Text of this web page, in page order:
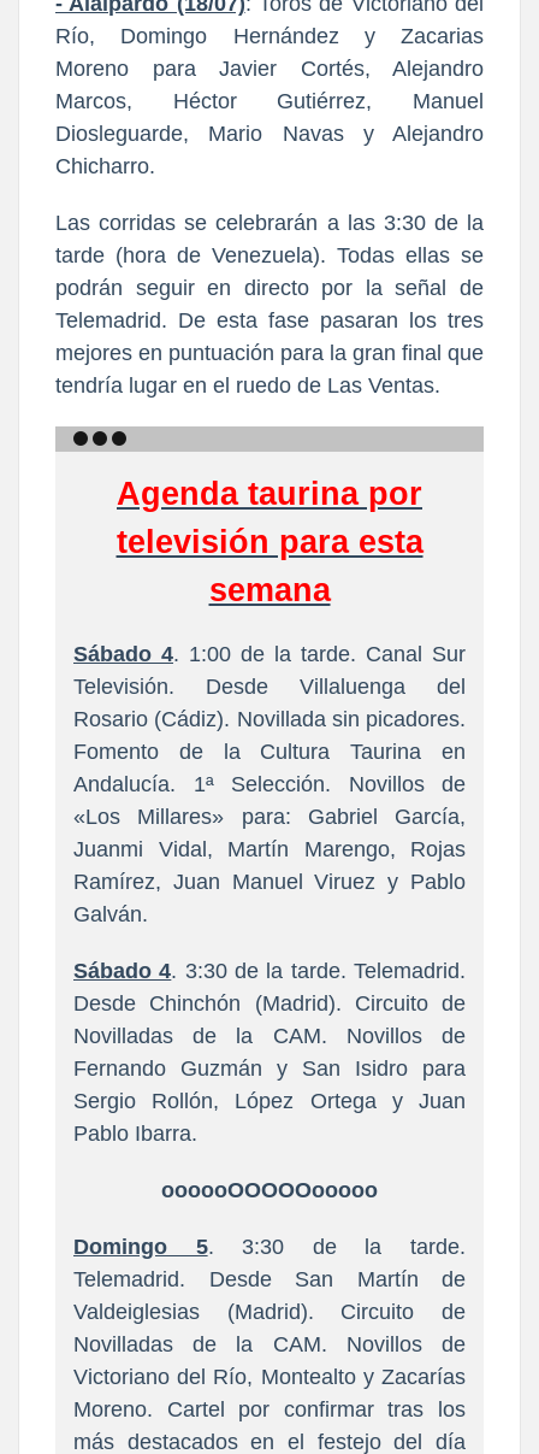
Río, Domingo Hernández y Zacarias
Moreno para Javier Cortés, Alejandro
Marcos, Héctor Gutiérrez, Manuel
Diosleguarde, Mario Navas y Alejandro
Chicharro.
Las corridas se celebrarán a las 3:30 de la
tarde (hora de Venezuela). Todas ellas se
podrán seguir en directo por la señal de
Telemadrid. De esta fase pasaran los tres
mejores en puntuación para la gran final que
tendría lugar en el ruedo de Las Ventas.
Agenda taurina por
televisión para esta
semana
Sábado 4. 1:00 de la tarde. Canal Sur
Televisión. Desde Villaluenga del
Rosario (Cádiz). Novillada sin picadores.
Fomento de la Cultura Taurina en
Andalucía. 1ª Selección. Novillos de
«Los Millares» para: Gabriel García,
Juanmi Vidal, Martín Marengo, Rojas
Ramírez, Juan Manuel Viruez y Pablo
Galván.
Sábado 4. 3:30 de la tarde. Telemadrid.
Desde Chinchón (Madrid). Circuito de
Novilladas de la CAM. Novillos de
Fernando Guzmán y San Isidro para
Sergio Rollón, López Ortega y Juan
Pablo Ibarra.
oooooOOOOOooooo
Domingo 5. 3:30 de la tarde.
Telemadrid. Desde San Martín de
Valdeiglesias (Madrid). Circuito de
Novilladas de la CAM. Novillos de
Victoriano del Río, Montealto y Zacarías
Moreno. Cartel por confirmar tras los
más destacados en el festejo del día